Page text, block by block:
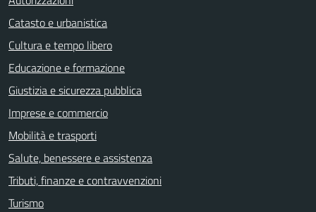
Catasto e urbanistica
Cultura e tempo libero
Educazione e formazione
Giustizia e sicurezza pubblica
Imprese e commercio
Mobilità e trasporti
Salute, benessere e assistenza
Tributi, finanze e contravvenzioni
Turismo